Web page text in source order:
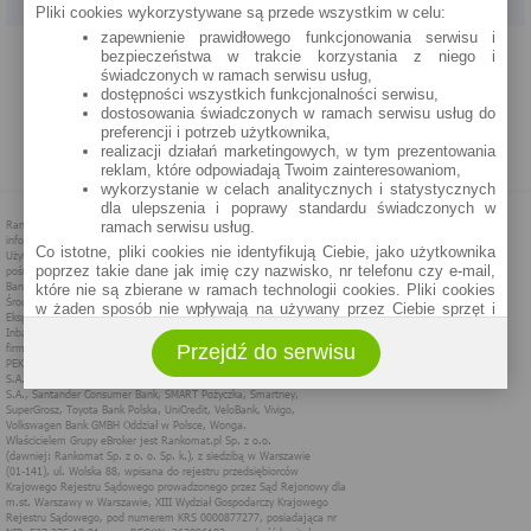
PROGRAM PARTNERSKI O NAS REKLAMA REGULAMIN
POLITYKA PRYWATNOŚCI POLITYKA COOKIES ZASADY PLASOWANIA
Pliki cookies wykorzystywane są przede wszystkim w celu:
zapewnienie prawidłowego funkcjonowania serwisu i
bezpieczeństwa w trakcie korzystania z niego i
świadczonych w ramach serwisu usług,
dostępności wszystkich funkcjonalności serwisu,
dostosowania świadczonych w ramach serwisu usług do
preferencji i potrzeb użytkownika,
realizacji działań marketingowych, w tym prezentowania
reklam, które odpowiadają Twoim zainteresowaniom,
wykorzystanie w celach analitycznych i statystycznych
dla ulepszenia i poprawy standardu świadczonych w
ramach serwisu usług.
Co istotne, pliki cookies nie identyfikują Ciebie, jako użytkownika
poprzez takie dane jak imię czy nazwisko, nr telefonu czy e-mail,
które nie są zbierane w ramach technologii cookies. Pliki cookies
w żaden sposób nie wpływają na używany przez Ciebie sprzęt i
Zakres wykorzystywania plików cookies możliwy jest do
określenia w ustawieniach przeglądarki każdego użytkownika. Bez
wprowadzenia zmian ustawień, informacje w plikach cookies mogą
być zapisywane w pamięci Twojego urządzenia.
Administratorem danych pozyskiwanych w technologii cookies jest
spółka Rankomat.pl Sp. z o.o. (dawniej: Rankomat Sp. z o. o. Sp.
k.) z siedzibą w Warszawie, ul. Wolska 88, 01 - 141 Warszawa.
Możesz jako użytkownik w każdym czasie skontaktować się z
administratorem pod adresem bok@ebroker.pl, jak również wyrazić
Przejdź do serwisu